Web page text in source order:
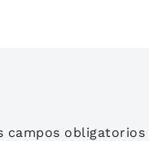
campos obligatorios